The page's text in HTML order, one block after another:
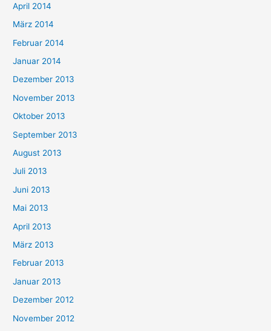
April 2014
März 2014
Februar 2014
Januar 2014
Dezember 2013
November 2013
Oktober 2013
September 2013
August 2013
Juli 2013
Juni 2013
Mai 2013
April 2013
März 2013
Februar 2013
Januar 2013
Dezember 2012
November 2012